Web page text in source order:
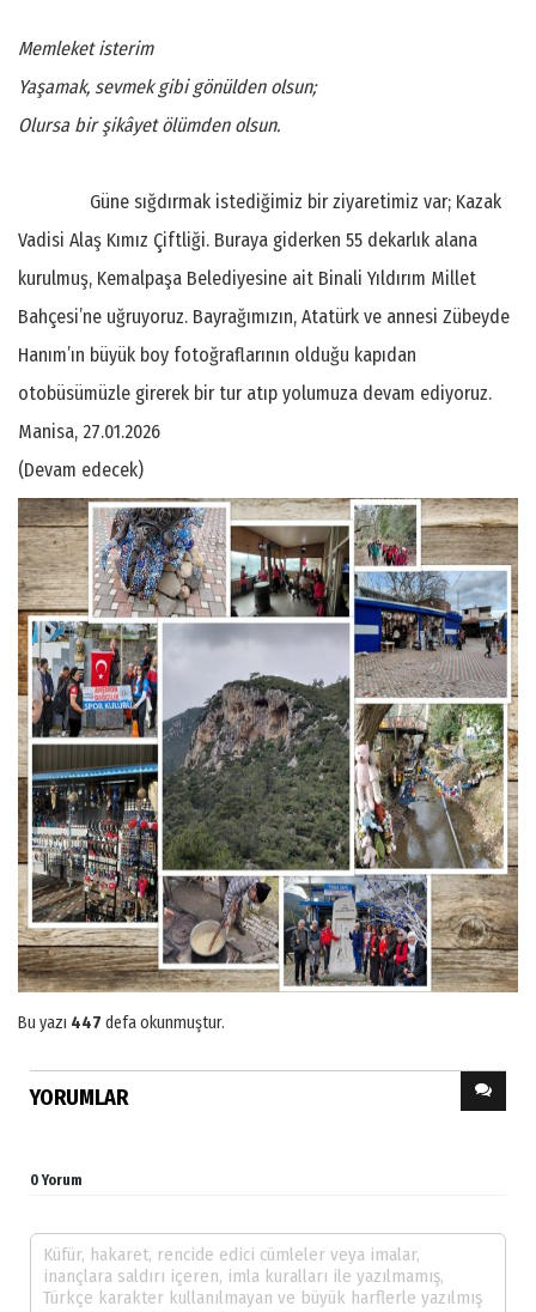
Memleket isterim
Yaşamak, sevmek gibi gönülden olsun;
Olursa bir şikâyet ölümden olsun.
Güne sığdırmak istediğimiz bir ziyaretimiz var; Kazak
Vadisi Alaş Kımız Çiftliği. Buraya giderken 55 dekarlık alana
kurulmuş, Kemalpaşa Belediyesine ait Binali Yıldırım Millet
Bahçesi’ne uğruyoruz. Bayrağımızın, Atatürk ve annesi Zübeyde
Hanım’ın büyük boy fotoğraflarının olduğu kapıdan
otobüsümüzle girerek bir tur atıp yolumuza devam ediyoruz.
Manisa, 27.01.2026
(Devam edecek)
Bu yazı 447 defa okunmuştur.
YORUMLAR
0 Yorum